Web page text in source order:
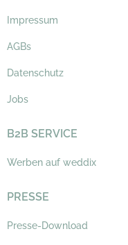
Impressum
AGBs
Datenschutz
Jobs
B2B SERVICE
Werben auf weddix
PRESSE
Presse-Download